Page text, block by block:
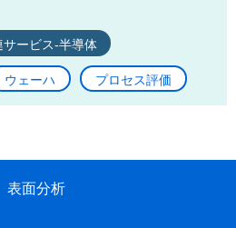
サービス-半導体
ウェーハ プロセス評価
表面分析